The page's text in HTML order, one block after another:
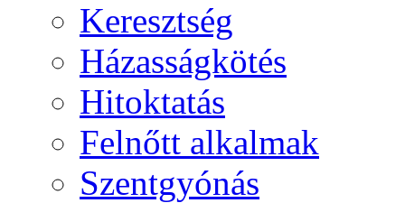
Keresztség
Házasságkötés
Hitoktatás
Felnőtt alkalmak
Szentgyónás